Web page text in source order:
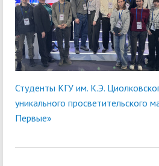
Студенты КГУ им. К.Э.
уникального просветительского
Первые»